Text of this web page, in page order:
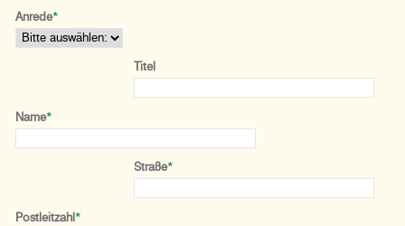
Anrede*
Titel
Name*
Straße*
Postleitzahl *